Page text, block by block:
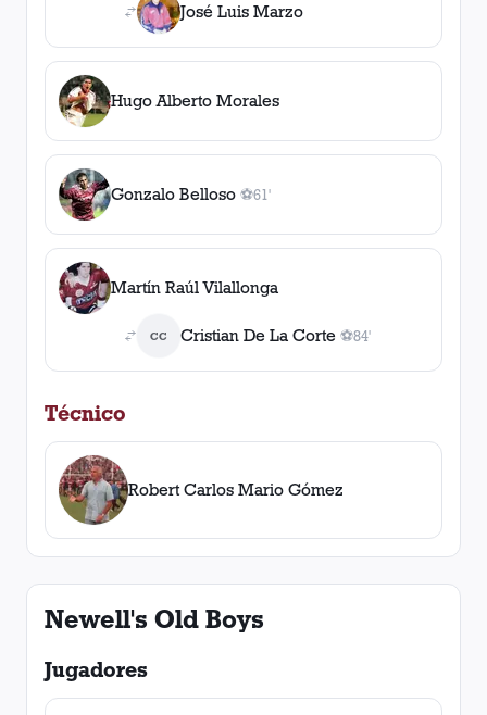
José Luis Marzo
Hugo Alberto Morales
Gonzalo Belloso ⚽
1gol
61'
Martín Raúl Vilallonga
CC Cristian De La Corte ⚽
1gol
84'
Técnico
Robert Carlos Mario Gómez
Newell's Old Boys
Jugadores